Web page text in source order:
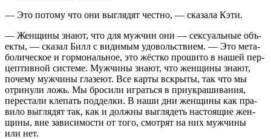
— Это пото­му что они выгля­дят чест­но, — ска­за­ла Кэти.
— Жен­щи­ны зна­ют, что для муж­чин они — сек­су­аль­ные объ­
ек­ты, — ска­зал Билл с види­мым удо­воль­стви­ем. — Это мета­
бо­ли­че­ское и гор­мо­наль­ное, это жёст­ко про­ши­то в нашей пер­
цеп­тив­ной систе­ме. Муж­чи­ны зна­ют, что жен­щи­ны зна­ют,
поче­му муж­чи­ны гла­зе­ют. Все кар­ты вскры­ты, так что мы
отри­ну­ли ложь. Мы бро­си­ли играть­ся в при­укра­ши­ва­ния,
пере­ста­ли кле­пать под­дел­ки. В наши дни жен­щи­ны как пра­
ви­ло выгля­дят так, как и долж­ны выгля­деть насто­я­щие жен­
щи­ны, вне зави­си­мо­сти от того, смот­рят на них муж­чи­ны
или нет.